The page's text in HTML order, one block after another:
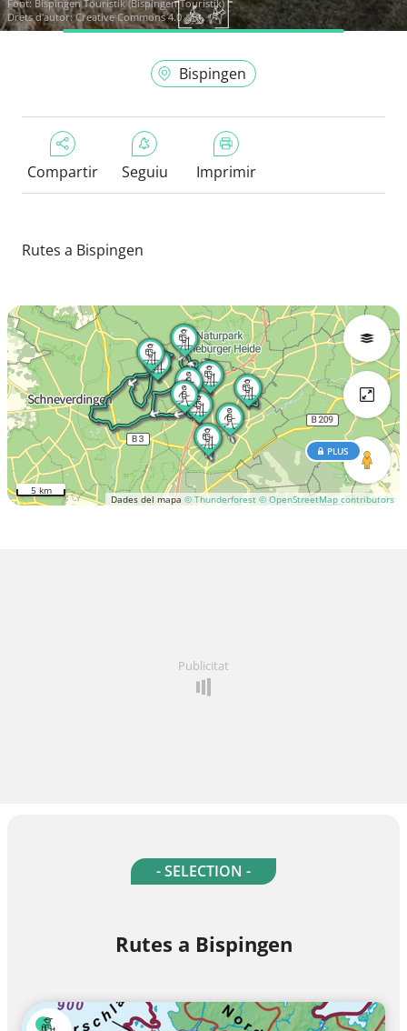
Font: Bispingen Touristik (Bispingen Touristik)
Drets d'autor: Creative Commons 4.0
Bispingen
Compartir Seguiu Imprimir
Rutes a Bispingen
Dades del mapa © Thunderforest © OpenStreetMap contributors
PLUS
5 km
Publicitat
- SELECTION -
Rutes a Bispingen